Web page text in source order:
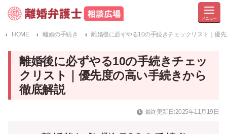
HOME 離婚の手続き 離婚後に必ずやる10の手続きチェックリスト｜優
離婚後に必ずやる10の手続きチェッ
クリスト｜優先度の高い手続きから
徹底解説
最終更新日:2025年11月19日